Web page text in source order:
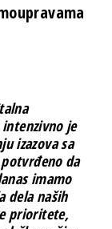
intenzivno je
izazova sa
da
imamo
dela naših
prioritete,